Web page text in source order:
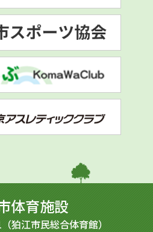
体育施設
（狛江市民総合体育館）